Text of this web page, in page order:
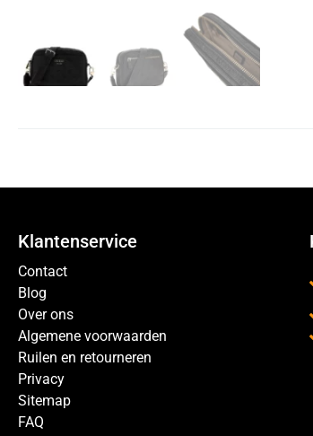
Klantenservice
Contact
Blog
Over ons
Algemene voorwaarden
Ruilen en retourneren
Privacy
Sitemap
FAQ